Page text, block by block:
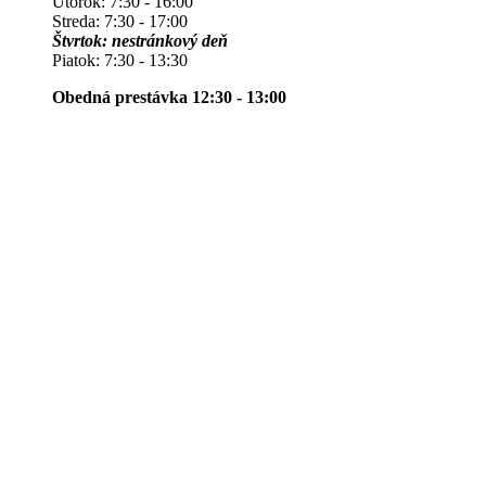
Streda: 7:30 - 17:00
Štvrtok: nestránkový deň
Piatok: 7:30 - 13:30
Obedná prestávka 12:30 - 13:00